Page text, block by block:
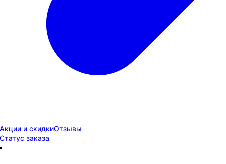
Акции и скидкиОтзывы
Статус заказа